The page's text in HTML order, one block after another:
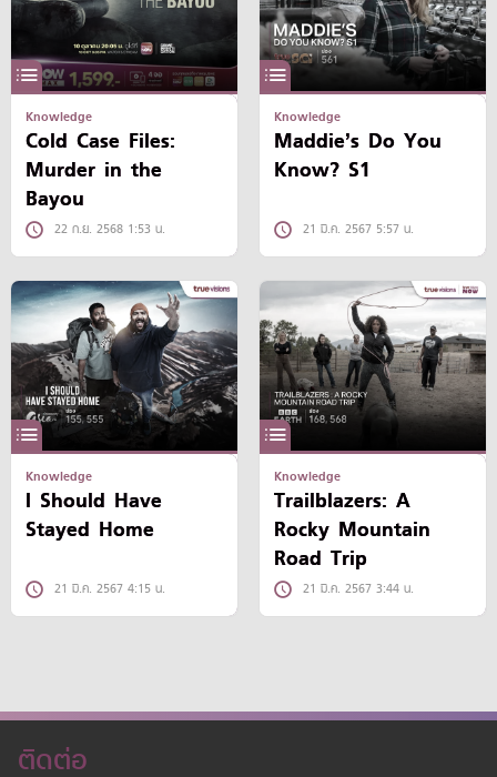
Knowledge
Cold Case Files:
Murder in the
Bayou
22 ก.ย. 2568 1:53 น.
Knowledge
Maddie’s Do You
Know? S1
21 มี.ค. 2567 5:57 น.
Knowledge
I Should Have
Stayed Home
21 มี.ค. 2567 4:15 น.
Knowledge
Trailblazers: A
Rocky Mountain
Road Trip
21 มี.ค. 2567 3:44 น.
ติดต่อ